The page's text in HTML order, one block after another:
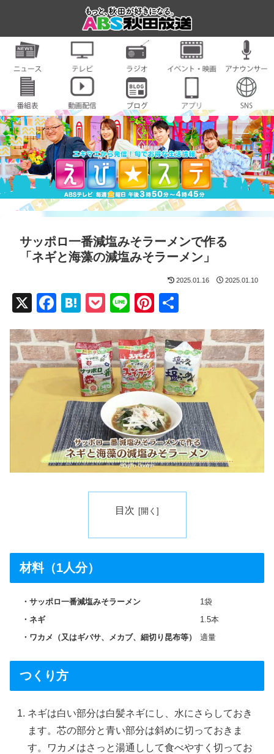
サッポロ一番減塩みそラーメンで作る
「ネギと海藻の減塩みそラーメン」
2025.01.16 2025.01.10
X
F
c
e
o
o
k
H
e
n
a
P
ck
et
Li
e
Pi
er
e
st
目次
材料（1人分）
サッポロ一番減塩みそラーメン
1袋
ネギ
1.5本
ワカメ（又はギバサ、メカブ、細切り昆布等）
適量
つくり方
ネギは白い部分は白髪ネギにし、水にさらしておき
ます。芯の部分と青い部分は斜めに切っておきま
す。ワカメはさっと湯通しして食べやすく切ってお